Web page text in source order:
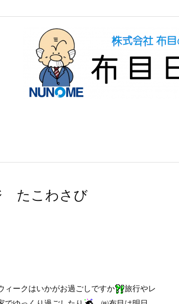
たこわさび
ィークはいかがお過ごしですか
旅行やレ